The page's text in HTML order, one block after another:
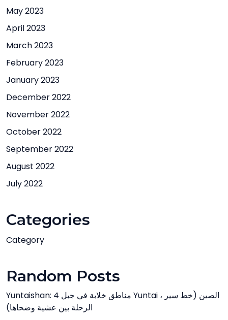
May 2023
April 2023
March 2023
February 2023
January 2023
December 2022
November 2022
October 2022
September 2022
August 2022
July 2022
Categories
Category
Random Posts
Yuntaishan: 4 مناطق خلابة في جبل Yuntai ، الصين (خط سير
الرحلة بين عشية وضحاها)